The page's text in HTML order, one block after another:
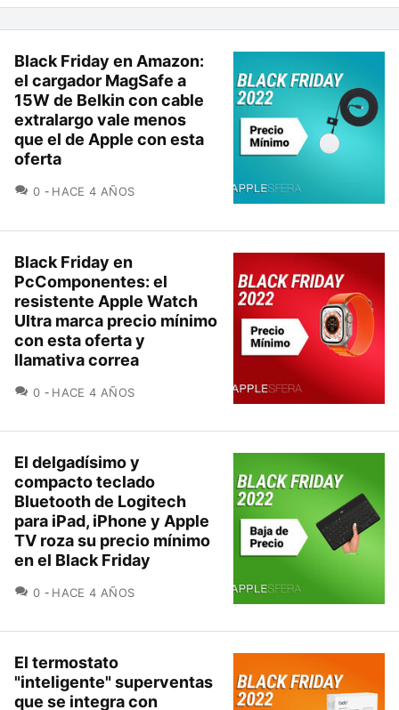
Black Friday en Amazon:
el cargador MagSafe a
15W de Belkin con cable
extralargo vale menos
que el de Apple con esta
oferta
0 COMENTARIOS
HACE 4 AÑOS
Black Friday en
PcComponentes: el
resistente Apple Watch
Ultra marca precio mínimo
con esta oferta y
llamativa correa
0 COMENTARIOS
HACE 4 AÑOS
El delgadísimo y
compacto teclado
Bluetooth de Logitech
para iPad, iPhone y Apple
TV roza su precio mínimo
en el Black Friday
0 COMENTARIOS
HACE 4 AÑOS
El termostato
"inteligente" superventas
que se integra con